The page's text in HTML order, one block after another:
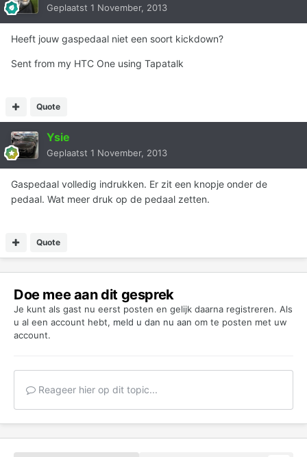
Geplaatst 1 November, 2013
Heeft jouw gaspedaal niet een soort kickdown?
Sent from my HTC One using Tapatalk
Quote
Ysie
Geplaatst 1 November, 2013
Gaspedaal volledig indrukken. Er zit een knopje onder de
pedaal. Wat meer druk op de pedaal zetten.
Quote
Doe mee aan dit gesprek
Je kunt als gast nu eerst posten en gelijk daarna registreren. Als
u al een account hebt, meld u dan nu aan om te posten met uw
account.
Reageer hier op dit topic...